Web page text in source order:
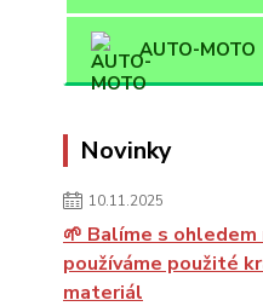
AUTO-MOTO
Novinky
10.11.2025
🌱 Balíme s ohledem
používáme použité
materiál